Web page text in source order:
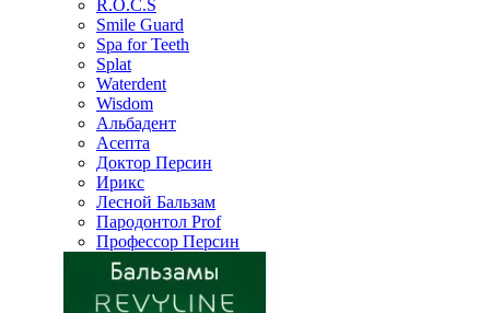
R.O.C.S
Smile Guard
Spa for Teeth
Splat
Waterdent
Wisdom
Альбадент
Асепта
Доктор Персин
Ирикс
Лесной Бальзам
Пародонтол Prof
Профессор Персин